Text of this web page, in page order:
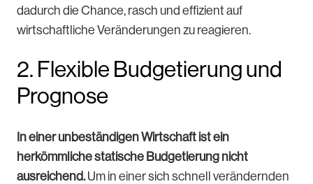
dadurch die Chance, rasch und effizient auf
wirtschaftliche Veränderungen zu reagieren.
2. Flexible Budgetierung und
Prognose
In einer unbeständigen Wirtschaft ist ein
herkömmliche statische Budgetierung nicht
ausreichend.Um in einer sich schnell verändernden